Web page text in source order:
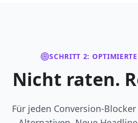
SCHRITT 2:
Nicht raten.
Für jeden Conversion-